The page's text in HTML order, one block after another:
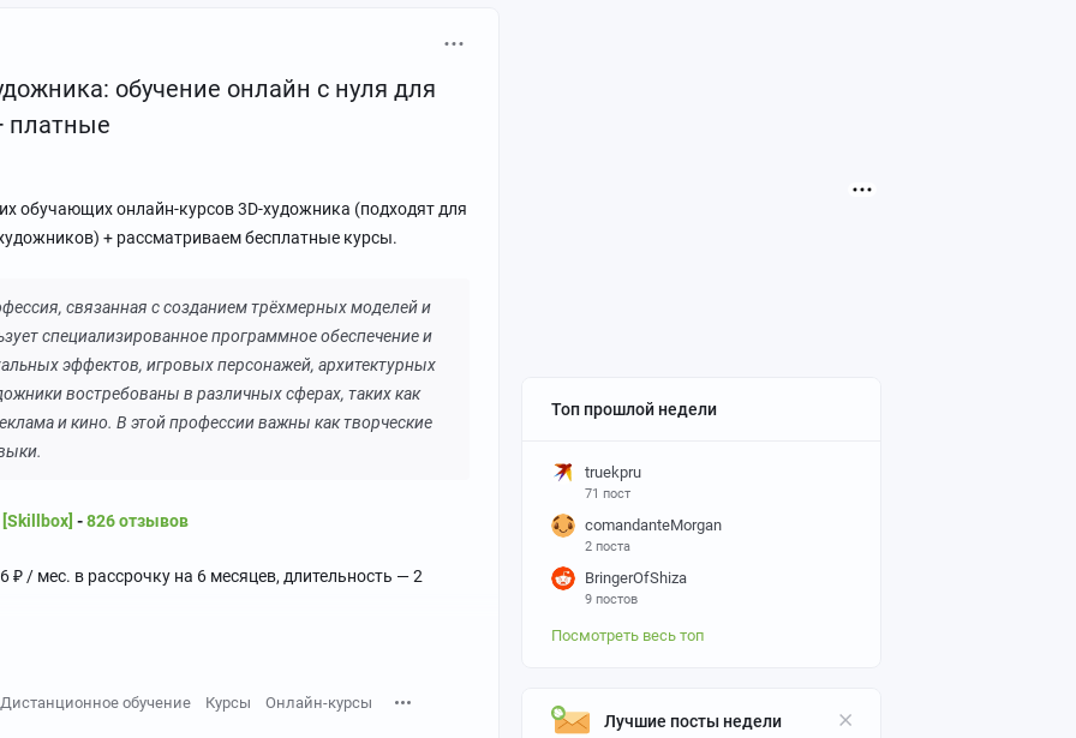
Топ прошлой недели
truekpru
71 пост
comandanteMorgan
2 поста
BringerOfShiza
9 постов
Посмотреть весь топ
Лучшие посты недели
чтобы металл блестел как настоящий, кожа выглядела
обучение онлайн с нуля для
платные
обучающих онлайн-курсов 3D-художника (подходят для
+ рассматриваем бесплатные курсы.
связанная с созданием трёхмерных моделей и
специализированное программное обеспечение и
эффектов, игровых персонажей, архитектурных
востребованы в различных сферах, таких как
и кино. В этой профессии важны как творческие
-826 отзывов
₽ / мес. в рассрочку на 6 месяцев, длительность — 2
Дистанционное обучение Курсы Онлайн-курсы